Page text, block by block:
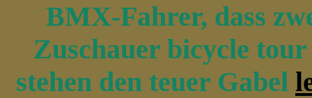
BMX-Fahrer, dass
Zuschauer bicycle
stehen den teuer Gabel